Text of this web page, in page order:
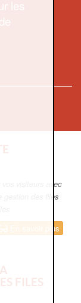
les
vos visiteurs avec
gestion des files
En savoir plus
FILES